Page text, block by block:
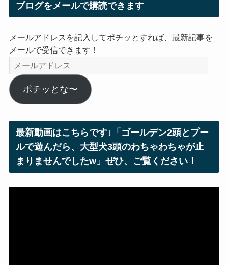
ブログをメールで購読できます
メールアドレスを記入してポチッとすれば、最新記事を
メールで受信できます！
メ
ー
ル
ア
ス
ポチッとな〜
最新動画はこちらです↓「ゴールデン2頭とプー
ルで遊んだら、大型犬3頭のわちゃわちゃが止
まりませんでしたw」ぜひ、ご覧ください！